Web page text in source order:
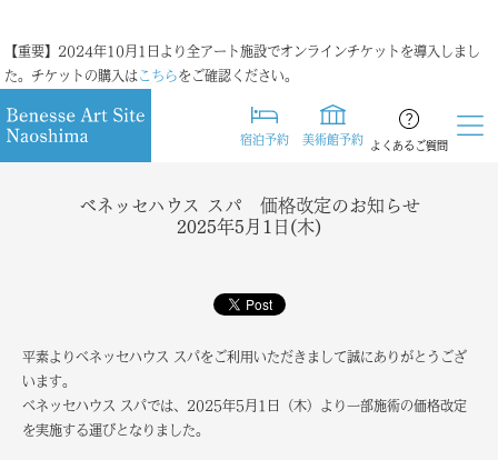
【重要】2024年10月1日より全アート施設でオンラインチケットを導入しまし
た。チケットの購入は こちらをご確認ください。
宿泊予約 美術館予約 よくあるご質問
ベネッセハウス スパ 価格改定のお知らせ
2025年5月1日(木)
平素よりベネッセハウス スパをご利用いただきまして誠にありがとうござ
います。
ベネッセハウス スパでは、2025年5月1日（木）より一部施術の価格改定
を実施する運びとなりました。